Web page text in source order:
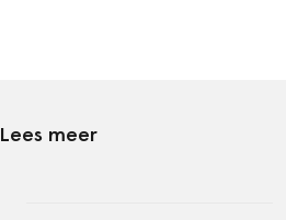
Lees meer